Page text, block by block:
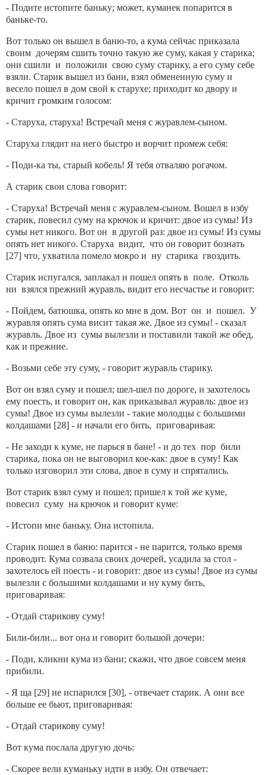
- Подите истопите баньку; может, куманек попарится в
баньке-то.
Вот только он вышел в баню-то, а кума сейчас приказала
своим дочерям сшить точно такую же суму, какая у старика;
они сшили и положили свою суму старику, а его суму себе
взяли. Старик вышел из бани, взял обмененную суму и
весело пошел в дом свой к старухе; приходит ко двору и
кричит громким голосом:
- Старуха, старуха! Встречай меня с журавлем-сыном.
Старуха глядит на него быстро и ворчит промеж себя:
- Поди-ка ты, старый кобель! Я тебя отваляю рогачом.
А старик свои слова говорит:
- Старуха! Встречай меня с журавлем-сыном. Вошел в избу
старик, повесил суму на крючок и кричит: двое из сумы! Из
сумы нет никого. Вот он в другой раз: двое из сумы! Из сумы
опять нет никого. Старуха видит, что он говорит бознать
[27] что, ухватила помело мокро и ну старика гвоздить.
Старик испугался, заплакал и пошел опять в поле. Отколь
ни взялся прежний журавль, видит его несчастье и говорит:
- Пойдем, батюшка, опять ко мне в дом. Вот он и пошел. У
журавля опять сума висит такая же. Двое из сумы! - сказал
журавль. Двое из сумы вылезли и поставили такой же обед,
как и прежние.
- Возьми себе эту суму, - говорит журавль старику.
Вот он взял суму и пошел; шел-шел по дороге, и захотелось
ему поесть, и говорит он, как приказывал журавль: двое из
сумы! Двое из сумы вылезли - такие молодцы с большими
колдашами [28] - и начали его бить, приговаривая:
- Не заходи к куме, не парься в бане! - и до тех пор били
старика, пока он не выговорил кое-как: двое в суму! Как
только изговорил эти слова, двое в суму и спрятались.
Вот старик взял суму и пошел; пришел к той же куме,
повесил суму на крючок и говорит куме:
- Истопи мне баньку. Она истопила.
Старик пошел в баню: парится - не парится, только время
проводит. Кума созвала своих дочерей, усадила за стол -
захотелось ей поесть - и говорит: двое из сумы! Двое из сумы
вылезли с большими колдашами и ну куму бить,
приговаривая:
- Отдай старикову суму!
Били-били... вот она и говорит большой дочери:
- Поди, кликни кума из бани; скажи, что двое совсем меня
прибили.
- Я ща [29] не испарился [30], - отвечает старик. А они все
больше ее бьют, приговаривая:
- Отдай старикову суму!
Вот кума послала другую дочь:
- Скорее вели куманьку идти в избу. Он отвечает: